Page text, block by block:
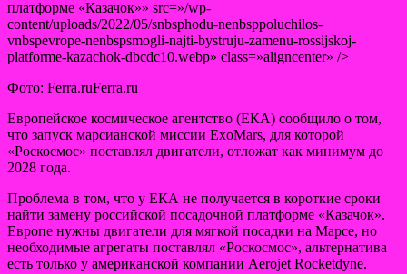
платформе «Казачок»» src=»/wp-
content/uploads/2022/05/snbsphodu-nenbsppoluchilos-
vnbspevrope-nenbspsmogli-najti-bystruju-zamenu-rossijskoj-
platforme-kazachok-dbcdc10.webp» class=»aligncenter» />
Фото: Ferra.ruFerra.ru
Европейское космическое агентство (ЕКА) сообщило о том,
что запуск марсианской миссии ExoMars, для которой
«Роскосмос» поставлял двигатели, отложат как минимум до
2028 года.
Проблема в том, что у ЕКА не получается в короткие сроки
найти замену российской посадочной платформе «Казачок».
Европе нужны двигатели для мягкой посадки на Марсе, но
необходимые агрегаты поставлял «Роскосмос», альтернатива
есть только у американской компании Aerojet Rocketdyne.